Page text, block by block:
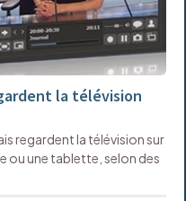
la télévision
regardent la télévision sur
ou une tablette, selon des